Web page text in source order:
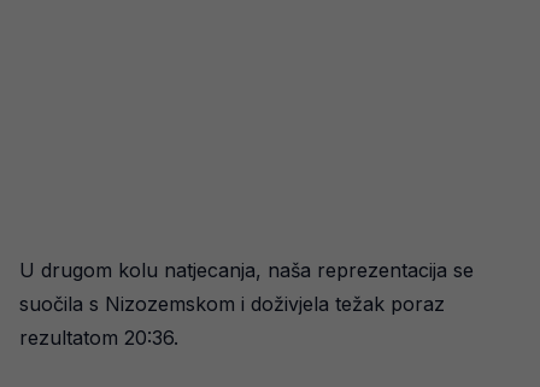
U drugom kolu natjecanja, naša reprezentacija se
suočila s Nizozemskom i doživjela težak poraz
rezultatom 20:36.